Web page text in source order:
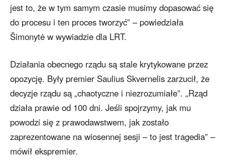
jest to, że w tym samym czasie musimy dopasować się
do procesu i ten proces tworzyć” – powiedziała
Šimonytė w wywiadzie dla LRT.
Działania obecnego rządu są stale krytykowane przez
opozycję. Były premier Saulius Skvernelis zarzucił, że
decyzje rządu są „chaotyczne i niezrozumiałe”. „Rząd
działa prawie od 100 dni. Jeśli spojrzymy, jak mu
powodzi się z prawodawstwem, jak zostało
zaprezentowane na wiosennej sesji – to jest tragedia” –
mówił ekspremier.